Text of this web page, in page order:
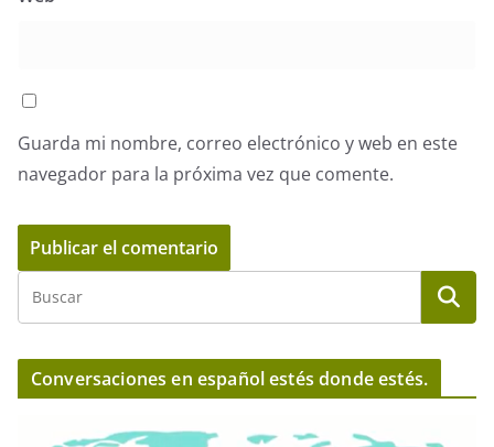
Guarda mi nombre, correo electrónico y web en este
navegador para la próxima vez que comente.
Conversaciones en español estés donde estés.